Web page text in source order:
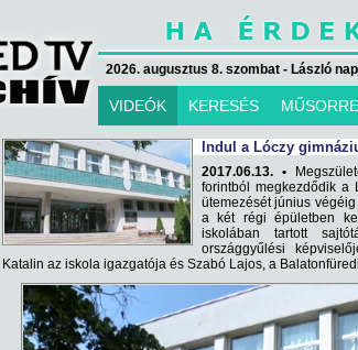
2026. augusztus 8. szombat - László
VIDEÓK KERESÉS
Indul a Lóczy
2017.06.13. •
forintból megkezdődik a
ütemezését június
a két régi épületben
iskolában tartott
országgyűlési
Katalin az iskola igazgatója és Szabó Lajos, a